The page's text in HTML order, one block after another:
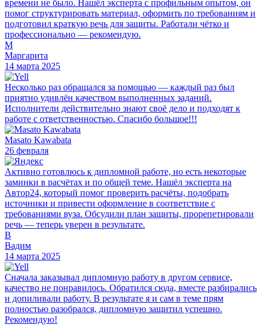
времени не было. Нашёл эксперта с профильным опытом, он
помог структурировать материал, оформить по требованиям и
подготовил краткую речь для защиты. Работали чётко и
профессионально — рекомендую.
М
Маргарита
14 марта 2025
Несколько раз обращался за помощью — каждый раз был
приятно удивлён качеством выполненных заданий.
Исполнители действительно знают своё дело и подходят к
работе с ответственностью. Спасибо большое!!!
Masato Kawabata
26 февраля
Активно готовлюсь к дипломной работе, но есть некоторые
заминки в расчётах и по общей теме. Нашёл эксперта на
Автор24, который помог проверить расчёты, подобрать
источники и привести оформление в соответствие с
требованиями вуза. Обсудили план защиты, прорепетировали
речь — теперь уверен в результате.
В
Вадим
14 марта 2025
Сначала заказывал дипломную работу в другом сервисе,
качество не понравилось. Обратился сюда, вместе разбирались
и допиливали работу. В результате я и сам в теме прям
полностью разобрался, дипломную защитил успешно.
Рекомендую!